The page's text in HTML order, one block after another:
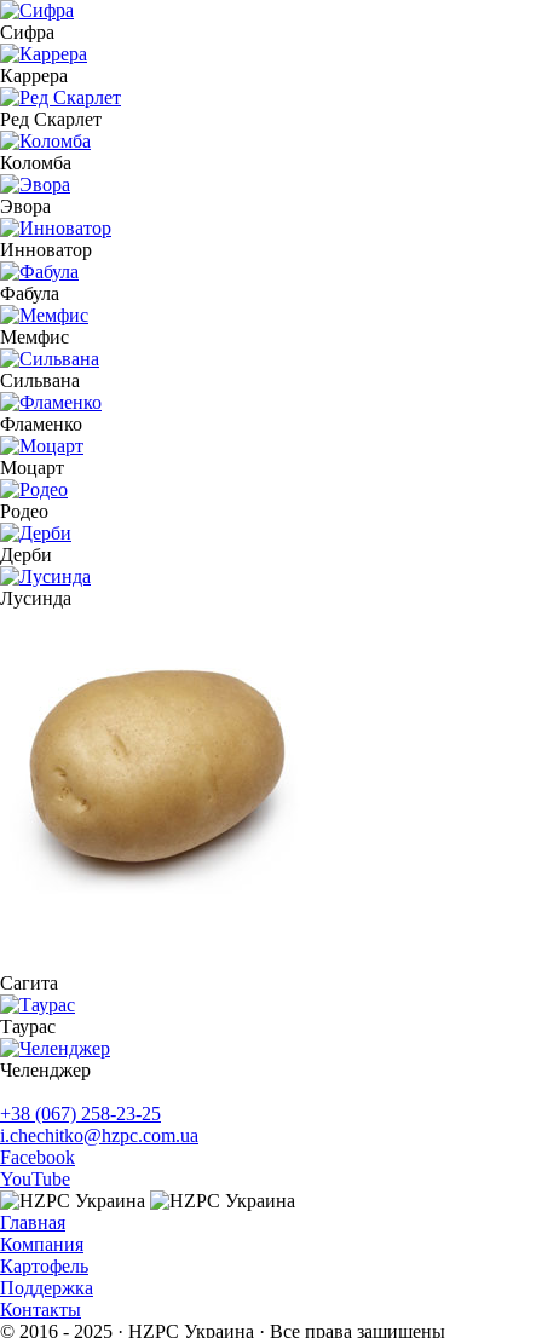
Сифра
Каррера
Ред Скарлет
Коломба
Эвора
Инноватор
Фабула
Мемфис
Сильвана
Фламенко
Моцарт
Родео
Дерби
Лусинда
Сагита
Таурас
Челенджер
+38 (067) 258-23-25
i.chechitko@hzpc.com.ua
Facebook
YouTube
Главная
Компания
Картофель
Поддержка
Контакты
© 2016 - 2025 · HZPC Украина · Все права защищены